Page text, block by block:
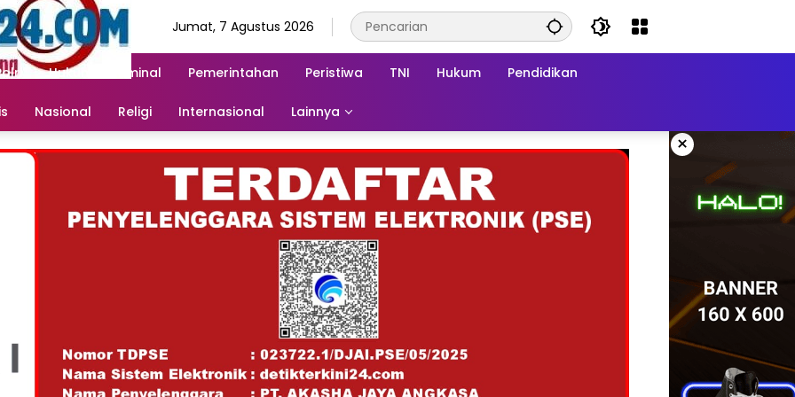
Jumat, 7 Agustus 2026
Hukum & Kriminal Pemerintahan Peristiwa TNI Hukum Pendidikan
Nasional Religi Internasional Lainnya
×